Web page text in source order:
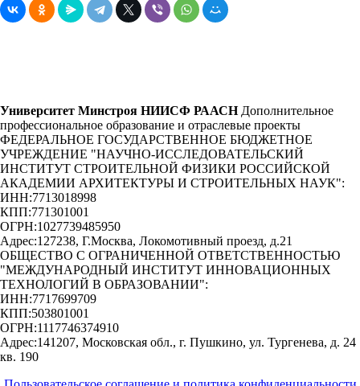
Университет Минстроя НИИСФ РААСН Дополнительное
профессиональное образование и отраслевые проекты
ФЕДЕРАЛЬНОЕ ГОСУДАРСТВЕННОЕ БЮДЖЕТНОЕ
УЧРЕЖДЕНИЕ "НАУЧНО-ИССЛЕДОВАТЕЛЬСКИЙ
ИНСТИТУТ СТРОИТЕЛЬНОЙ ФИЗИКИ РОССИЙСКОЙ
АКАДЕМИИ АРХИТЕКТУРЫ И СТРОИТЕЛЬНЫХ НАУК":
ИНН:7713018998
КПП:771301001
ОГРН:1027739485950
Адрес:127238, Г.Москва, Локомотивный проезд, д.21
ОБЩЕСТВО С ОГРАНИЧЕННОЙ ОТВЕТСТВЕННОСТЬЮ
"МЕЖДУНАРОДНЫЙ ИНСТИТУТ ИННОВАЦИОННЫХ
ТЕХНОЛОГИЙ В ОБРАЗОВАНИИ":
ИНН:7717699709
КПП:503801001
ОГРН:1117746374910
Адрес:141207, Московская обл., г. Пушкино, ул. Тургенева, д. 24
кв. 190